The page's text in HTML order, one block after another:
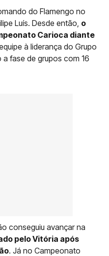
do Flamengo no
Luís. Desde então, o
Carioca diante
à liderança do Grupo
fase de grupos com 16
conseguiu avançar na
pelo Vitória após
. Já no Campeonato